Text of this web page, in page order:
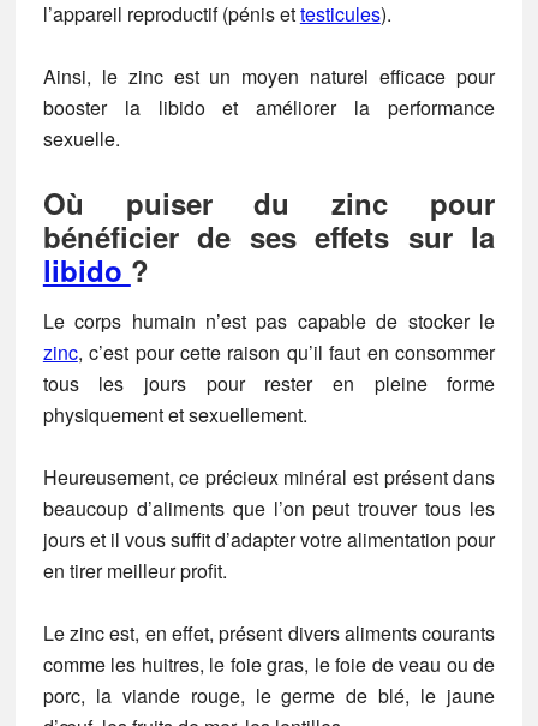
l’appareil reproductif (pénis ettesticules).
Ainsi, le zinc est un moyen naturel efficace pour
booster la libido et améliorer la performance
sexuelle.
Où puiser du zinc pour
bénéficier de ses effets sur la
libido ?
Le corps humain n’est pas capable de stocker le
zinc, c’est pour cette raison qu’il faut en consommer
tous les jours pour rester en pleine forme
physiquement et sexuellement.
Heureusement, ce précieux minéral est présent dans
beaucoup d’aliments que l’on peut trouver tous les
jours et il vous suffit d’adapter votre alimentation pour
en tirer meilleur profit.
Le zinc est, en effet, présent divers aliments courants
comme les huitres, le foie gras, le foie de veau ou de
porc, la viande rouge, le germe de blé, le jaune